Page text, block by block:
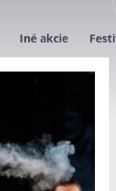
Iné akcie